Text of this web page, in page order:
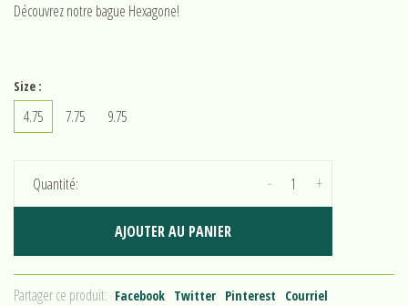
Découvrez notre bague Hexagone!
Size :
4.75 7.75 9.75
Quantité: +
-
AJOUTER AU PANIER
Partager ce produit: Facebook Twitter Pinterest Courriel